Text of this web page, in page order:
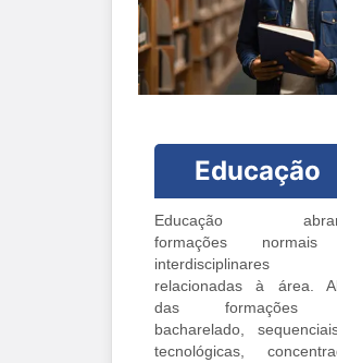
Educação
Educação
formações
interdisciplinares
relacionadas à área.
das formações
bacharelado,
tecnológicas,